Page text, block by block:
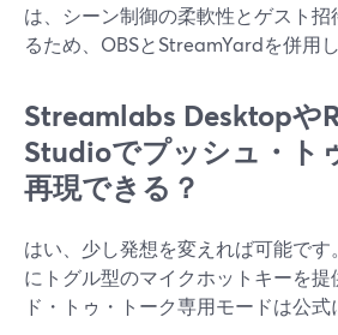
は、シーン制御の柔軟性とゲスト
るため、OBSとStreamYardを併用し
Streamlabs Desktopや
Studioでプッシュ・ト
再現できる？
はい、少し発想を変えれば可能で
にトグル型のマイクホットキーを
ド・トゥ・トーク専用モードは公式